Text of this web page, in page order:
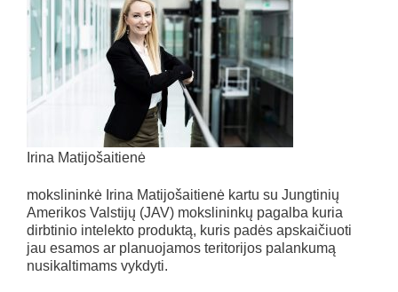
Irina Matijošaitienė
mokslininkė Irina Matijošaitienė kartu su Jungtinių
Amerikos Valstijų (JAV) mokslininkų pagalba kuria
dirbtinio intelekto produktą, kuris padės apskaičiuoti
jau esamos ar planuojamos teritorijos palankumą
nusikaltimams vykdyti.